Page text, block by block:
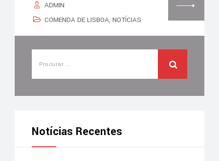
ADMIN
COMENDA DE LISBOA, NOTÍCIAS
Notícias Recentes